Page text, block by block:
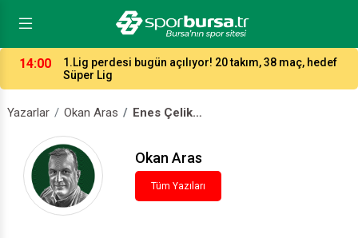
14:00
1.Lig perdesi bugün açılıyor! 20 takım, 38 maç, hedef
Süper Lig
Yazarlar Okan Aras Enes Çelik…
Okan Aras
Tüm Yazıları